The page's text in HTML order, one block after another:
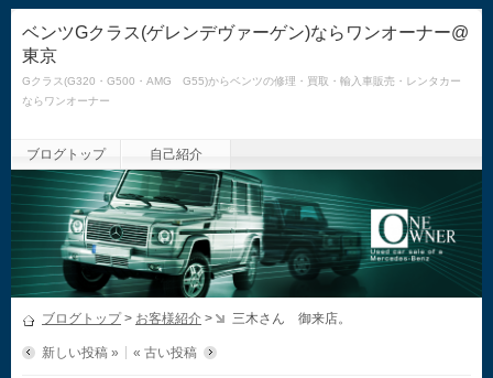
ベンツGクラス(ゲレンデヴァーゲン)ならワンオーナー@
東京
Gクラス(G320・G500・AMG G55)からベンツの修理・買取・輸入車販売・レンタカー
ならワンオーナー
ブログトップ 自己紹介
ブログトップ> お客様紹介 > 三木さん 御来店。
新しい投稿 » « 古い投稿